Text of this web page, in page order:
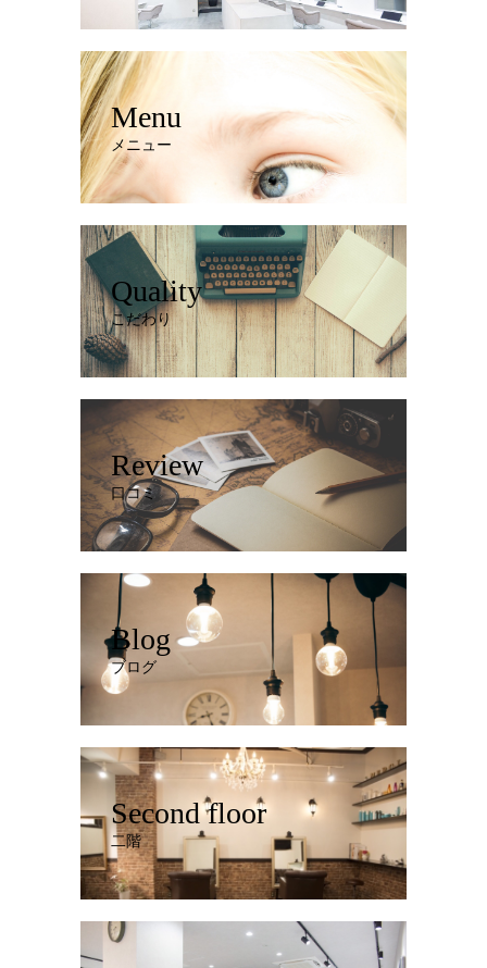
Menu
メニュー
Quality
こだわり
Review
口コミ
Blog
ブログ
Second floor
二階